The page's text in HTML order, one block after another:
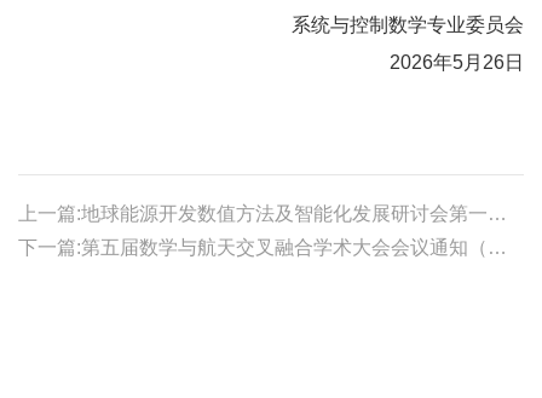
系统与控制数学专业委员会
2026年5月26日
上一篇:地球能源开发数值方法及智能化发展研讨会第一轮通知
下一篇:第五届数学与航天交叉融合学术大会会议通知（第一轮）